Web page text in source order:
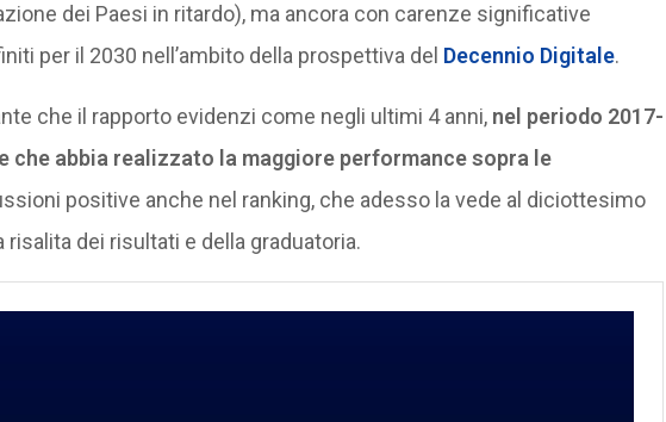
dei Paesi in ritardo), ma ancora con carenze significative
per il 2030 nell’ambito della prospettiva del Decennio Digitale.
che il rapporto evidenzi come negli ultimi 4 anni, nel periodo 2017-
che abbia realizzato la maggiore performance sopra le
positive anche nel ranking, che adesso la vede al diciottesimo
dei risultati e della graduatoria.